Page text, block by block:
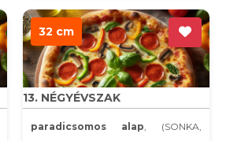
32 cm
13. NÉGYÉVSZAK
paradicsomos alap, (SONKA,